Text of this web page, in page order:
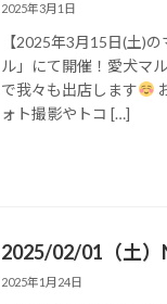
2025年3月1日
【2025年3月15日(土)
ル」にて開催！愛犬マ
で我々も出店します
ォト撮影やトコ […]
2025/02/01（土）
2025年1月24日